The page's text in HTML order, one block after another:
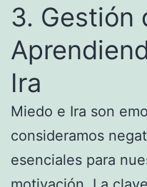
3. Gestión
Ira
Miedo e Ira son
consideramos
esenciales para